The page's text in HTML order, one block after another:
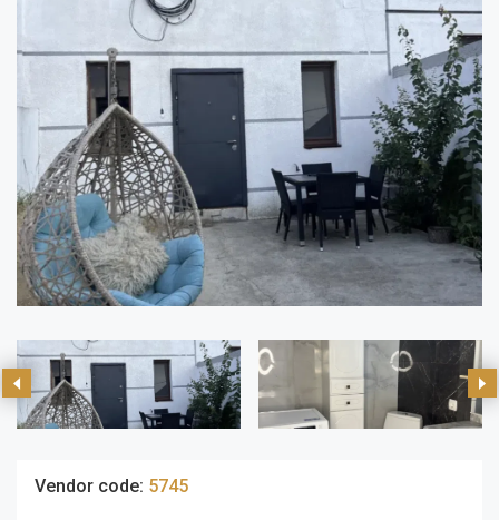
Vendor code: 5745